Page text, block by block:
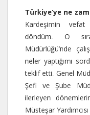
Türkiye’ye ne
Kardeşimin vefat
döndüm. O
Müdürlüğü’nde
neler yaptığımı
teklif etti. Genel
Şefi ve Şube
ilerleyen
Müsteşar